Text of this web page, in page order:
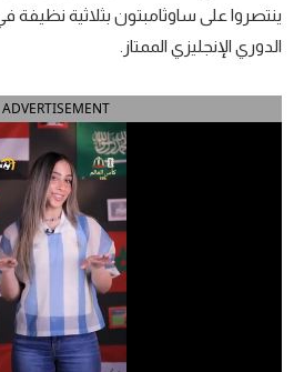
الدوري المصري
الدوري الإنجليزي الممتاز
الدوري السعودي للمحترفين
ينتصروا على ساوثامبتون بثلاثية نظيفة
الدوري الإنجليزي الممتاز.
ADVERTISEMENT